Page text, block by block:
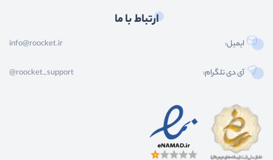
ارتباط با ما
ایمیل: info@roocket.ir
آی دی تلگرام: @roocket_support